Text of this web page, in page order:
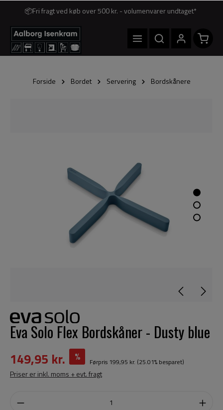
📦Fri fragt ved køb over 500 kr. - volumenvarer undtaget*
Forside Bordet Servering Bordskånere
Eva Solo Flex Bordskåner - Dusty blue
149,95 kr. % Førpris 199,95 kr. (25.01% besparet)
Priser er inkl. moms + evt. fragt